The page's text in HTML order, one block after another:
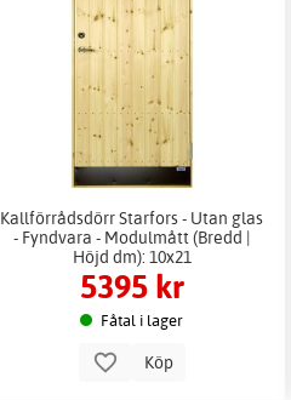
Kallförrådsdörr Starfors - Utan glas
- Fyndvara - Modulmått (Bredd |
Höjd dm): 10x21
5395 kr
Fåtal i lager
Köp